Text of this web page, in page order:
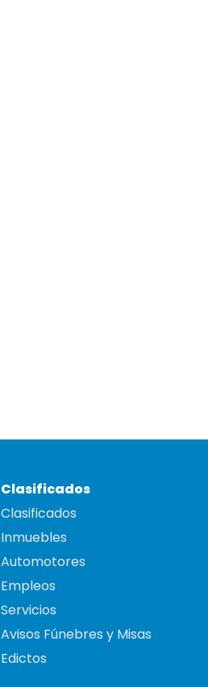
Clasificados
Clasificados
Inmuebles
Automotores
Empleos
Servicios
Avisos Fúnebres y Misas
Edictos